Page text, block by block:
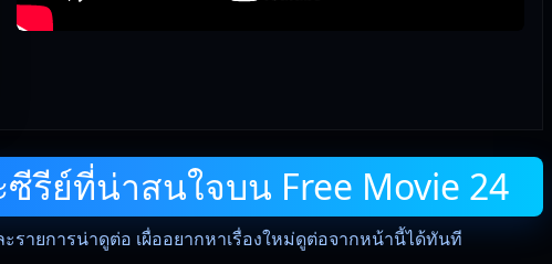
รีย์ที่น่าสนใจบน Free Movie 24
ะรายการน่าดูต่อ เผื่ออยากหาเรื่องใหม่ดูต่อจากหน้านี้ได้ทันที